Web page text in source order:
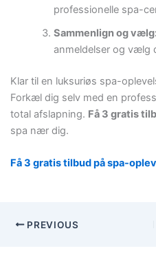
professionelle spa-
Sammenlign og
anmeldelser og vælg
Klar til en luksuriøs spa-
Forkæl dig selv med en
total afslapning. Få 3 gratis
spa nær dig.
Få 3 gratis tilbud på spa-
PREVIOUS